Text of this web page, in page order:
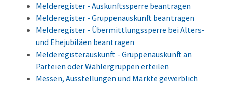
Melderegister - Auskunftssperre beantragen
Melderegister - Gruppenauskunft beantragen
Melderegister - Übermittlungssperre bei Alters-
und Ehejubiläen beantragen
Melderegisterauskunft - Gruppenauskunft an
Parteien oder Wählergruppen erteilen
Messen, Ausstellungen und Märkte gewerblich